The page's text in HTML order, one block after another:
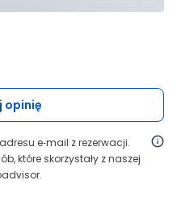
opinię
e‑mail z rezerwacji.
które skorzystały z naszej